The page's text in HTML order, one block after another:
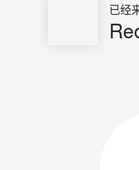
已经